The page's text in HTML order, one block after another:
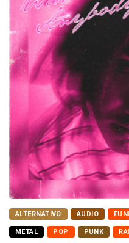
ALTERNATIVO AUDIO
METAL POP PUNK